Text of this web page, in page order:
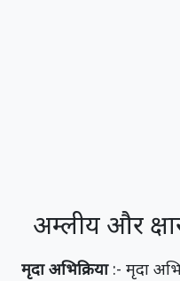
अम्लीय और
मृदा अभिक्रिया:- मृदा